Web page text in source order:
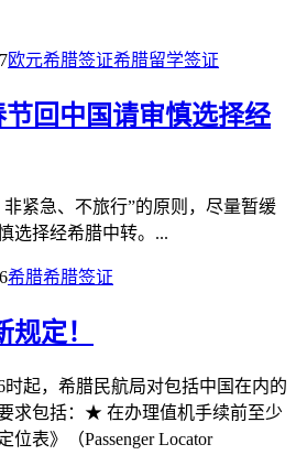
欧元希腊签证希腊留学签证
节回中国请审慎选择经
紧急、不旅行”的原则，尽量暂缓
选择经希腊中转。...
希腊希腊签证
定！
时起，希腊民航局对包括中国在内的
求包括：★ 在办理值机手续前至少
位表》（Passenger Locator